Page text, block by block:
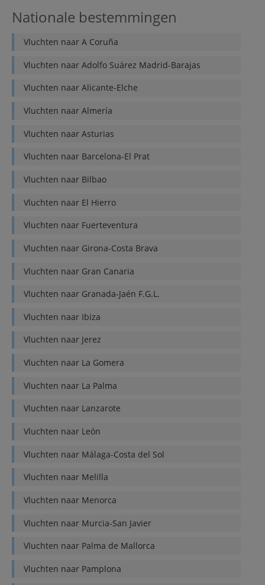
Nationale bestemmingen
Vluchten naar A Coruña
Vluchten naar Adolfo Suárez Madrid-Barajas
Vluchten naar Alicante-Elche
Vluchten naar Almería
Vluchten naar Asturias
Vluchten naar Barcelona-El Prat
Vluchten naar Bilbao
Vluchten naar El Hierro
Vluchten naar Fuerteventura
Vluchten naar Girona-Costa Brava
Vluchten naar Gran Canaria
Vluchten naar Granada-Jaén F.G.L.
Vluchten naar Ibiza
Vluchten naar Jerez
Vluchten naar La Gomera
Vluchten naar La Palma
Vluchten naar Lanzarote
Vluchten naar León
Vluchten naar Málaga-Costa del Sol
Vluchten naar Melilla
Vluchten naar Menorca
Vluchten naar Murcia-San Javier
Vluchten naar Palma de Mallorca
Vluchten naar Pamplona